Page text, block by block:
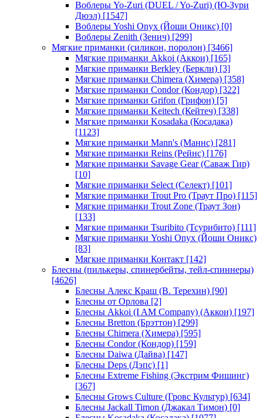
Воблеры Yo-Zuri (DUEL / Yo-Zuri) (Ю-Зури
Дюэл) [1547]
Воблеры Yoshi Onyx (Йоши Оникс) [0]
Воблеры Zenith (Зенич) [299]
Мягкие приманки (силикон, поролон) [3466]
Мягкие приманки Akkoi (Аккои) [165]
Мягкие приманки Berkley (Беркли) [3]
Мягкие приманки Chimera (Химера) [358]
Мягкие приманки Condor (Кондор) [322]
Мягкие приманки Grifon (Грифон) [5]
Мягкие приманки Keitech (Кейтеч) [338]
Мягкие приманки Kosadaka (Косадака)
[1123]
Мягкие приманки Mann's (Маннс) [281]
Мягкие приманки Reins (Рейнс) [176]
Мягкие приманки Savage Gear (Саваж Гир)
[10]
Мягкие приманки Select (Селект) [101]
Мягкие приманки Trout Pro (Траут Про) [115]
Мягкие приманки Trout Zone (Траут Зон)
[133]
Мягкие приманки Tsuribito (Тсурибито) [111]
Мягкие приманки Yoshi Onyx (Йоши Оникс)
[83]
Мягкие приманки Контакт [142]
Блесны (пилькеры, спинербейты, тейл-спиннеры)
[4626]
Блесны Алекс Краш (В. Терехин) [90]
Блесны от Орлова [2]
Блесны Akkoi (I AM Company) (Аккои) [197]
Блесны Bretton (Брэттон) [299]
Блесны Chimera (Химера) [595]
Блесны Condor (Кондор) [159]
Блесны Daiwa (Дайва) [147]
Блесны Deps (Дэпс) [1]
Блесны Extreme Fishing (Экстрим Фишинг)
[367]
Блесны Grows Culture (Гровс Культур) [634]
Блесны Jackall Timon (Джакал Тимон) [0]